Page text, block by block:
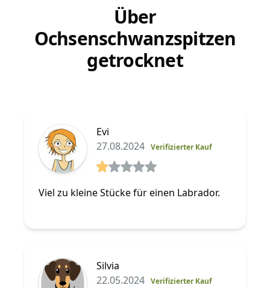
Über
Ochsenschwanzspitzen
getrocknet
Evi
27.08.2024 Verifizierter Kauf
Viel zu kleine Stücke für einen Labrador.
Silvia
22.05.2024 Verifizierter Kauf